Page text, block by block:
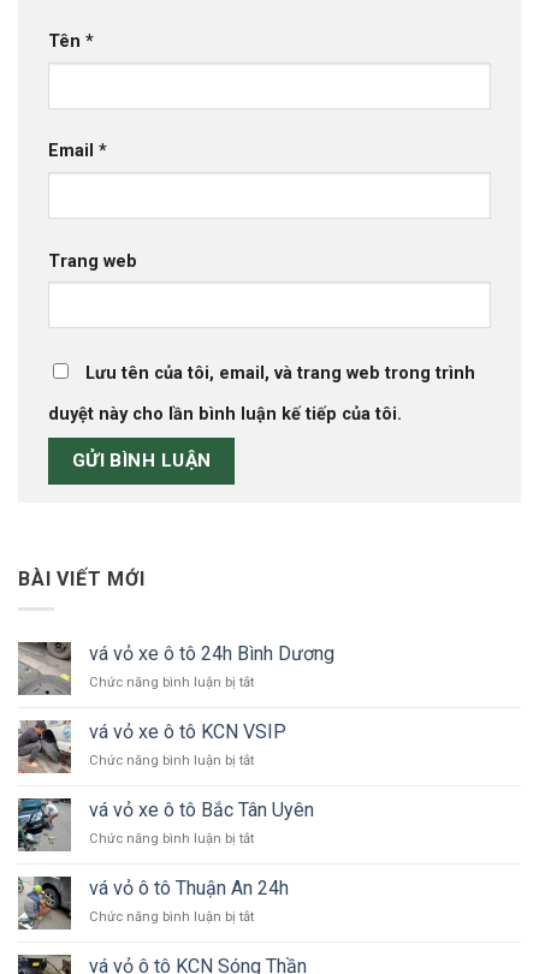
Tên *
Email *
Trang web
Lưu tên của tôi, email, và trang web trong trình
duyệt này cho lần bình luận kế tiếp của tôi.
BÀI VIẾT MỚI
vá vỏ xe ô tô 24h Bình Dương
Chức năng bình luận bị tắtở
vỏ
xe
ô
24h
Dương
vá vỏ xe ô tô KCN VSIP
Chức năng bình luận bị tắtở
vỏ
xe
ô
KCN
vá vỏ xe ô tô Bắc Tân Uyên
Chức năng bình luận bị tắtở
vỏ
xe
ô
Bắc
vá vỏ ô tô Thuận An 24h
Chức năng bình luận bị tắtở
vá vỏ ô tô KCN Sóng Thần